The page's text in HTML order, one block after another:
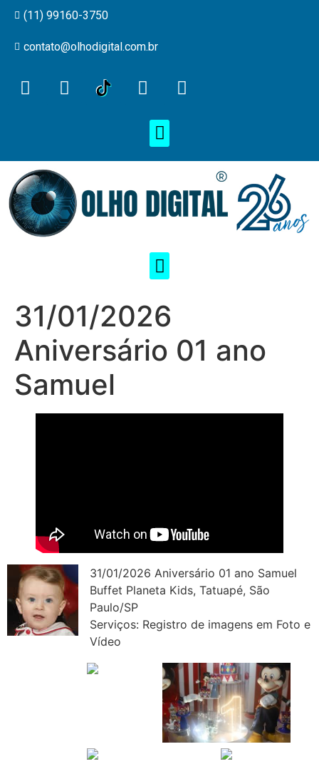
(11) 99160-3750
contato@olhodigital.com.br
31/01/2026
Aniversário 01 ano
Samuel
31/01/2026 Aniversário 01 ano Samuel
Buffet Planeta Kids, Tatuapé, São
Paulo/SP
Serviços: Registro de imagens em Foto e
Vídeo